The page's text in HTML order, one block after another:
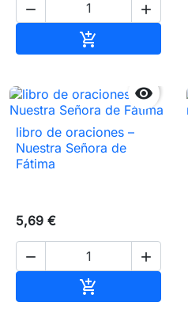
 


libro de oraciones –
Nuestra Señora de
Fátima
5,69 €
 
